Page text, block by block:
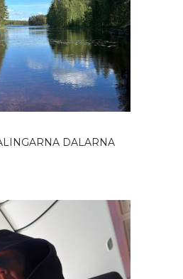
DALARNA